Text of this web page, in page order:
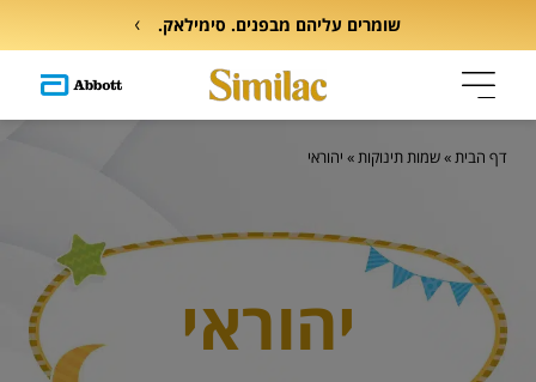
שומרים עליהם מבפנים. סימילאק.
יהוראי
דף הבית»שמות תינוקות» יהוראי